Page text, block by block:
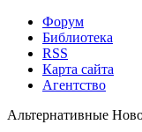
Форум
Библиотека
RSS
Карта сайта
Агентство
Альтернативные